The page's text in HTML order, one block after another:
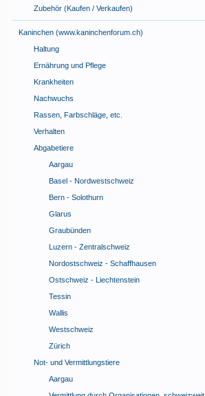
Zubehör (Kaufen / Verkaufen)
Kaninchen (www.kaninchenforum.ch)
Haltung
Ernährung und Pflege
Krankheiten
Nachwuchs
Rassen, Farbschläge, etc.
Verhalten
Abgabetiere
Aargau
Basel - Nordwestschweiz
Bern - Solothurn
Glarus
Graubünden
Luzern - Zentralschweiz
Nordostschweiz - Schaffhausen
Ostschweiz - Liechtenstein
Tessin
Wallis
Westschweiz
Zürich
Not- und Vermittlungstiere
Aargau